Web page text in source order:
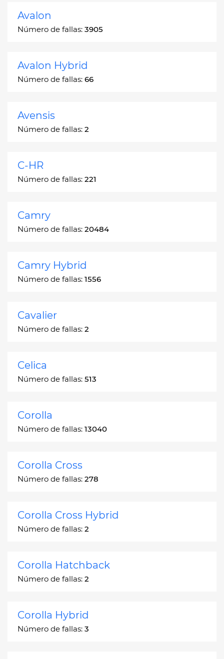
Avalon
Número de fallas: 3905
Avalon Hybrid
Número de fallas: 66
Avensis
Número de fallas: 2
C-HR
Número de fallas: 221
Camry
Número de fallas: 20484
Camry Hybrid
Número de fallas: 1556
Cavalier
Número de fallas: 2
Celica
Número de fallas: 513
Corolla
Número de fallas: 13040
Corolla Cross
Número de fallas: 278
Corolla Cross Hybrid
Número de fallas: 2
Corolla Hatchback
Número de fallas: 2
Corolla Hybrid
Número de fallas: 3